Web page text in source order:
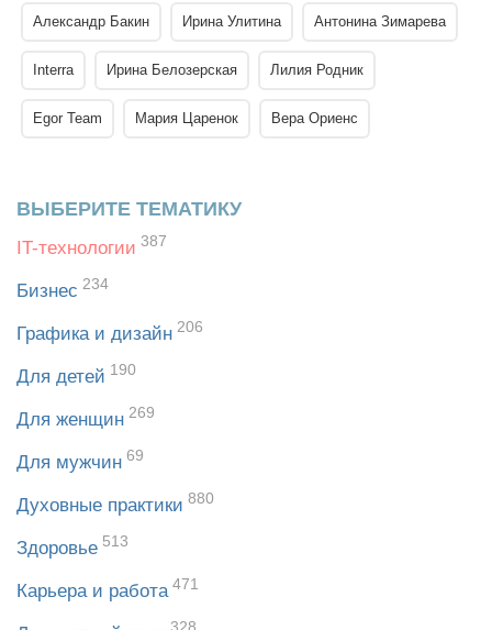
Александр Бакин Ирина Улитина Антонина Зимарева
Interra Ирина Белозерская Лилия Родник
Egor Team Мария Царенок Вера Ориенс
ВЫБЕРИТЕ ТЕМАТИКУ
IT-технологии 387
Бизнес 234
Графика и дизайн 206
Для детей 190
Для женщин 269
Для мужчин 69
Духовные практики 880
Здоровье 513
Карьера и работа 471